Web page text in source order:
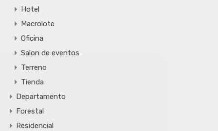
Hotel
Macrolote
Oficina
Salon de eventos
Terreno
Tienda
Departamento
Forestal
Residencial